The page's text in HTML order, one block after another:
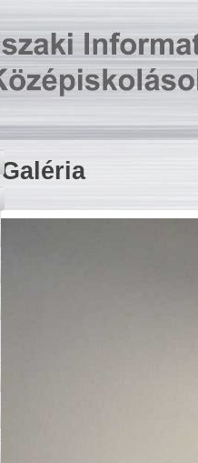
Galéria